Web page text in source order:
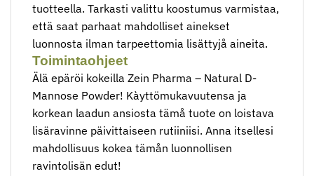
tuotteella. Tarkasti valittu koostumus varmistaa,
että saat parhaat mahdolliset ainekset
luonnosta ilman tarpeettomia lisättyjå aineita.
Toimintaohjeet
Älä epäröi kokeilla Zein Pharma – Natural D-
Mannose Powder! Kàyttömukavuutensa ja
korkean laadun ansiosta tämå tuote on loistava
lisäravinne päivittaiseen rutiiniisi. Anna itsellesi
mahdollisuus kokea tämån luonnollisen
ravintolisän edut!